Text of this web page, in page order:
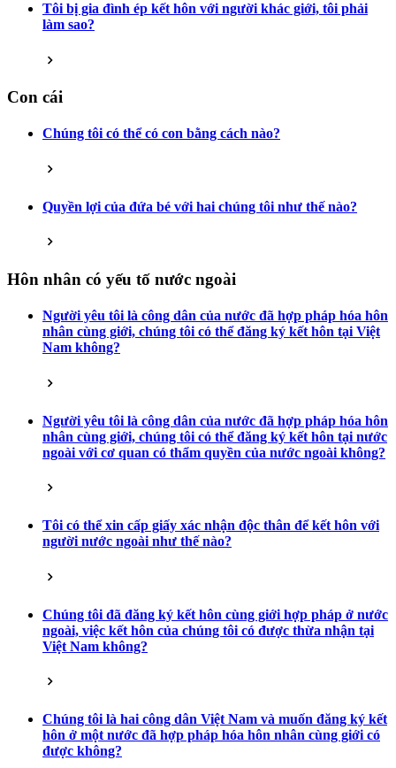
Tôi bị gia đình ép kết hôn với người khác giới, tôi phải
làm sao?
Con cái
Chúng tôi có thể có con bằng cách nào?
Quyền lợi của đứa bé với hai chúng tôi như thế nào?
Hôn nhân có yếu tố nước ngoài
Người yêu tôi là công dân của nước đã hợp pháp hóa hôn
nhân cùng giới, chúng tôi có thể đăng ký kết hôn tại Việt
Nam không?
Người yêu tôi là công dân của nước đã hợp pháp hóa hôn
nhân cùng giới, chúng tôi có thể đăng ký kết hôn tại nước
ngoài với cơ quan có thẩm quyền của nước ngoài không?
Tôi có thể xin cấp giấy xác nhận độc thân để kết hôn với
người nước ngoài như thế nào?
Chúng tôi đã đăng ký kết hôn cùng giới hợp pháp ở nước
ngoài, việc kết hôn của chúng tôi có được thừa nhận tại
Việt Nam không?
Chúng tôi là hai công dân Việt Nam và muốn đăng ký kết
hôn ở một nước đã hợp pháp hóa hôn nhân cùng giới có
được không?